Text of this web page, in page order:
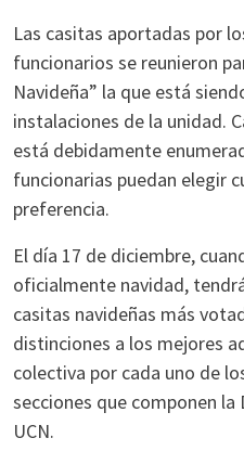
Las casitas aportadas por
funcionarios se reunieron
Navideña” la que está
instalaciones de la unidad.
está debidamente
funcionarias puedan elegir
preferencia.
El día 17 de diciembre,
oficialmente navidad,
casitas navideñas más
distinciones a los mejores
colectiva por cada uno de
secciones que componen la
UCN.